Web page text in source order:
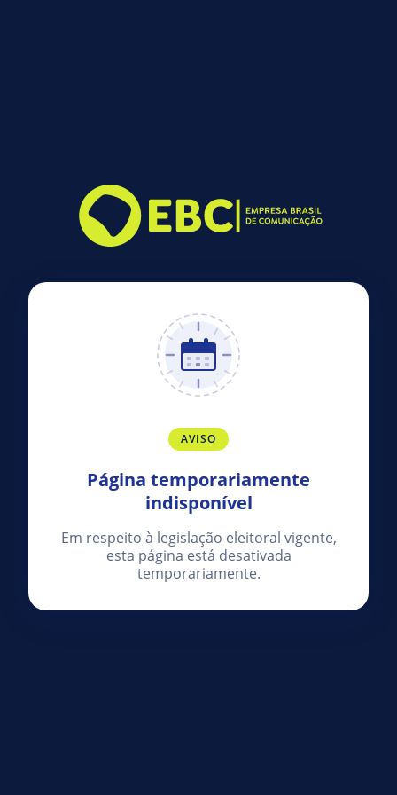
AVISO
Página temporariamente
indisponível
Em respeito à legislação eleitoral vigente,
esta página está desativada
temporariamente.